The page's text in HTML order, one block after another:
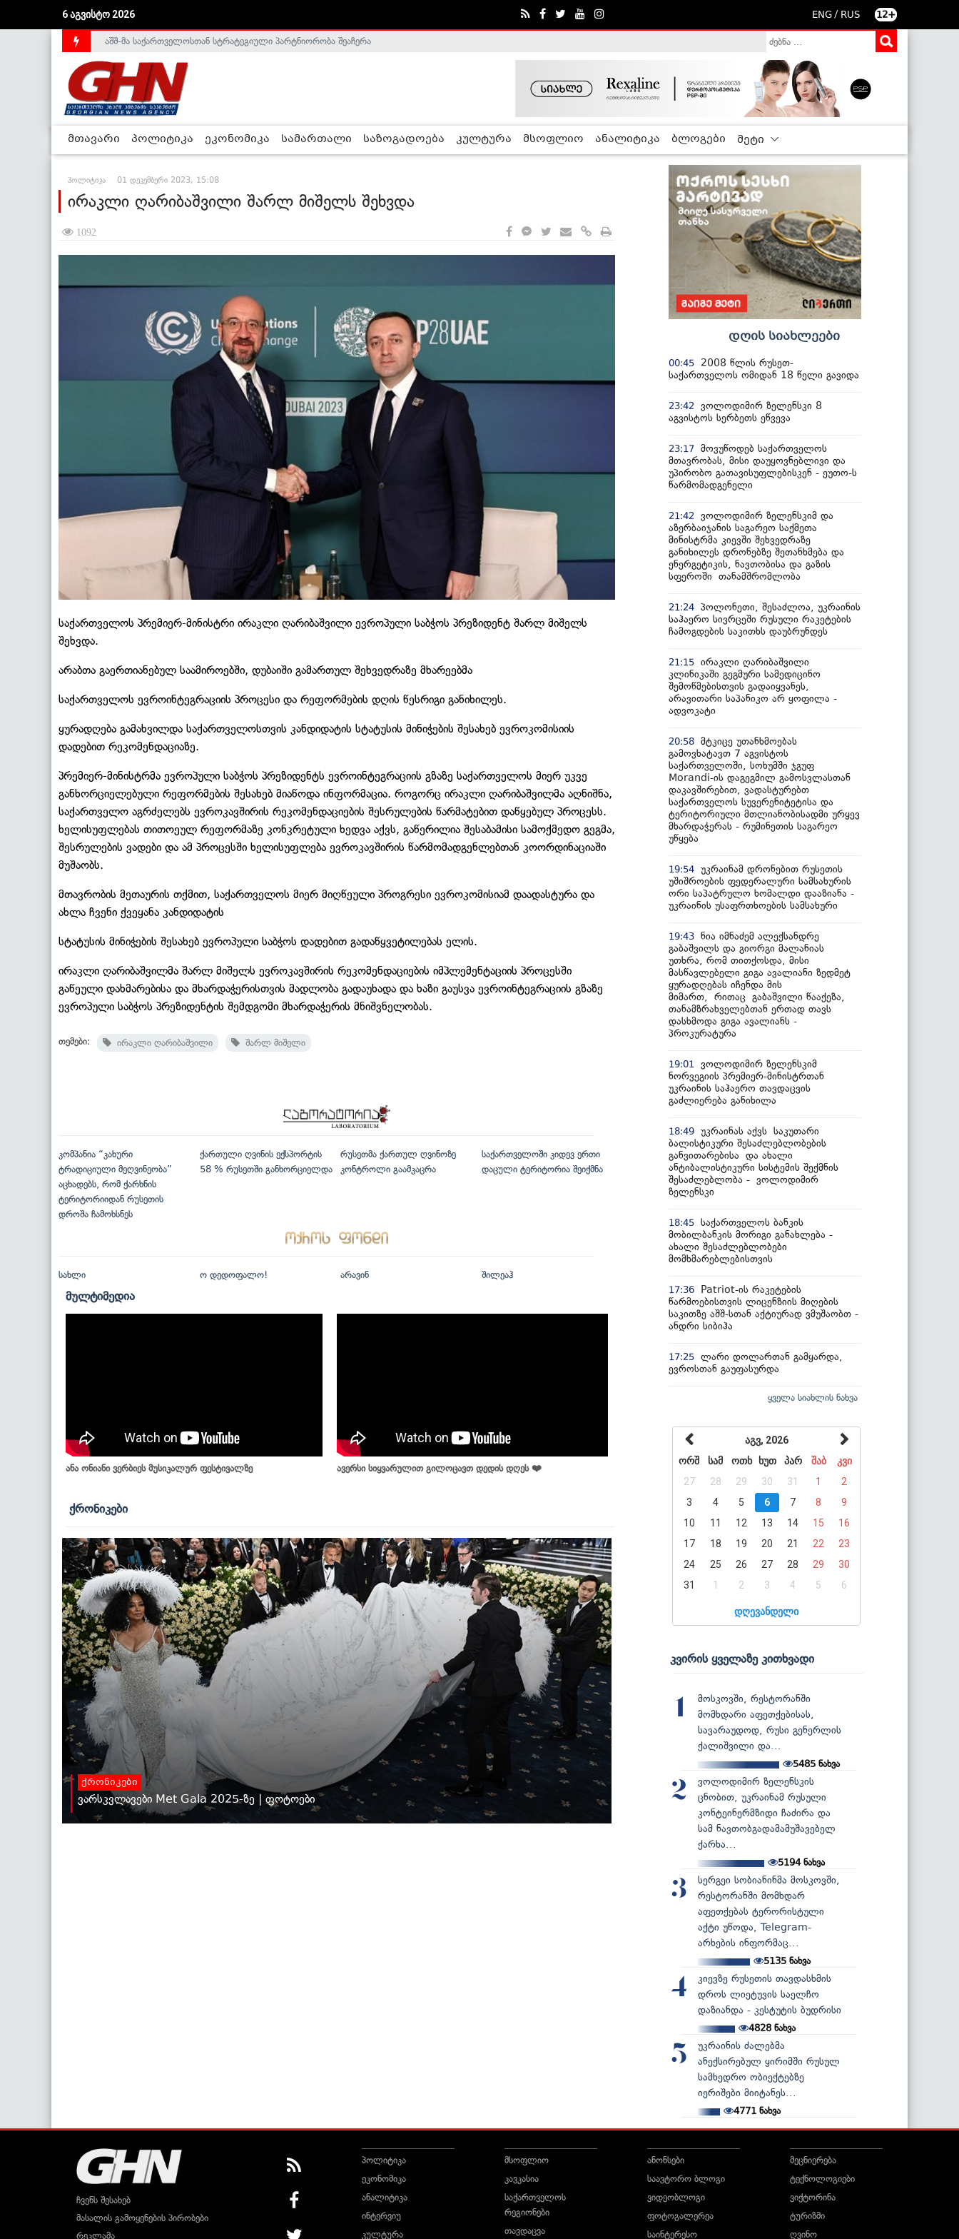
6 აგვისტო 2026 ENG / RUS 12+
საქართველოს დე-ფაქტო მთავრობა არალეგიტიმურია - ჰელსინკის კომისია
აშშ-მა საქართველოსთან სტრატეგიული პარტნიორობა შეაჩერა
მთავარი პოლიტიკა ეკონომიკა სამართალი საზოგადოება კულტურა მსოფლიო ანალიტიკა ბლოგები მეტი
პოლიტიკა 01 დეკემბერი 2023, 15:08
ირაკლი ღარიბაშვილი შარლ მიშელს შეხვდა
1092
საქართველოს პრემიერ-მინისტრი ირაკლი ღარიბაშვილი ევროპული საბჭოს პრეზიდენტ შარლ მიშელს
შეხვდა.
არაბთა გაერთიანებულ საამიროებში, დუბაიში გამართულ შეხვედრაზე მხარეებმა
საქართველოს ევროინტეგრაციის პროცესი და რეფორმების დღის წესრიგი განიხილეს.
ყურადღება გამახვილდა საქართველოსთვის კანდიდატის სტატუსის მინიჭების შესახებ ევროკომისიის
დადებით რეკომენდაციაზე.
პრემიერ-მინისტრმა ევროპული საბჭოს პრეზიდენტს ევროინტეგრაციის გზაზე საქართველოს მიერ უკვე
განხორციელებული რეფორმების შესახებ მიაწოდა ინფორმაცია. როგორც ირაკლი ღარიბაშვილმა აღნიშნა,
საქართველო აგრძელებს ევროკავშირის რეკომენდაციების შესრულების წარმატებით დაწყებულ პროცესს.
ხელისუფლებას თითოეულ რეფორმაზე კონკრეტული ხედვა აქვს, გაწერილია შესაბამისი სამოქმედო გეგმა,
შესრულების ვადები და ამ პროცესში ხელისუფლება ევროკავშირის წარმომადგენლებთან კოორდინაციაში
მუშაობს.
მთავრობის მეთაურის თქმით, საქართველოს მიერ მიღწეული პროგრესი ევროკომისიამ დაადასტურა და
ახლა ჩვენი ქვეყანა კანდიდატის
სტატუსის მინიჭების შესახებ ევროპული საბჭოს დადებით გადაწყვეტილებას ელის.
ირაკლი ღარიბაშვილმა შარლ მიშელს ევროკავშირის რეკომენდაციების იმპლემენტაციის პროცესში
გაწეული დახმარებისა და მხარდაჭერისთვის მადლობა გადაუხადა და ხაზი გაუსვა ევროინტეგრაციის გზაზე
ევროპული საბჭოს პრეზიდენტის შემდგომი მხარდაჭერის მნიშვნელობას.
თემები: ირაკლი ღარიბაშვილი შარლ მიშელი
კომპანია “კახური
ტრადიციული მეღვინეობა”
აცხადებს, რომ ქარხნის
ტერიტორიიდან რუსეთის
დროშა ჩამოხსნეს
ქართული ღვინის ექსპორტის
58 % რუსეთში განხორციელდა
რუსეთმა ქართულ ღვინოზე
კონტროლი გაამკაცრა
საქართველოში კიდევ ერთი
დაცული ტერიტორია შეიქმნა
სახლი ო დედოფალო! არავინ შილეაჰ
მულტიმედია
ანა ონიანი ვერბიეს მუსიკალურ ფესტივალზე ავერსი სიყვარულით გილოცავთ დედის დღეს ❤️
ქრონიკები
ქრონიკები
ვარსკვლავები Met Gala 2025-ზე | ფოტოები
დღის სიახლეები
00:45
2008 წლის რუსეთ-
საქართველოს ომიდან 18 წელი გავიდა
23:42
ვოლოდიმირ ზელენსკი 8
აგვისტოს სერბეთს ეწვევა
23:17 მოვუწოდებ საქართველოს
მთავრობას, მისი დაუყოვნებლივი და
უპირობო გათავისუფლებისკენ - ეუთო-ს
წარმომადგენელი
21:42
ვოლოდიმირ ზელენსკიმ და
აზერბაიჯანის საგარეო საქმეთა
მინისტრმა კიევში შეხვედრაზე
განიხილეს დრონებზე შეთანხმება და
ენერგეტიკის, ნავთობისა და გაზის
სფეროში თანამშრომლობა
21:24 პოლონეთი, შესაძლოა, უკრაინის
საჰაერო სივრცეში რუსული რაკეტების
ჩამოგდების საკითხს დაუბრუნდეს
21:15 ირაკლი ღარიბაშვილი
კლინიკაში გეგმური სამედიცინო
შემოწმებისთვის გადაიყვანეს,
არავითარი საპანიკო არ ყოფილა -
ადვოკატი
20:58 მტკიცე უთანხმოებას
გამოვხატავთ 7 აგვისტოს
საქართველოში, სოხუმში ჯგუფ
Morandi-ის დაგეგმილ გამოსვლასთან
დაკავშირებით, ვადასტურებთ
საქართველოს სუვერენიტეტისა და
ტერიტორიული მთლიანობისადმი ურყევ
მხარდაჭერას - რუმინეთის საგარეო
უწყება
19:54 უკრაინამ დრონებით რუსეთის
უშიშროების ფედერალური სამსახურის
ორი საპატრულო ხომალდი დააზიანა -
უკრაინის უსაფრთხოების სამსახური
19:43 ნია იმნაძემ ალექსანდრე
გაბაშვილს და გიორგი მალანიას
უთხრა, რომ თითქოსდა, მისი
მასწავლებელი გიგა ავალიანი ზედმეტ
ყურადღებას იჩენდა მის
მიმართ, რითაც გაბაშვილი წააქეზა,
თანამზრახველებთან ერთად თავს
დასხმოდა გიგა ავალიანს -
პროკურატურა
19:01
ვოლოდიმირ ზელენსკიმ
ნორვეგიის პრემიერ-მინისტრთან
უკრაინის საჰაერო თავდაცვის
გაძლიერება განიხილა
18:49 უკრაინას აქვს საკუთარი
ბალისტიკური შესაძლებლობების
განვითარებისა და ახალი
ანტიბალისტიკური სისტემის შექმნის
შესაძლებლობა - ვოლოდიმირ
ზელენსკი
18:45 საქართველოს ბანკის
მობილბანკის მორიგი განახლება -
ახალი შესაძლებლობები
მომხმარებლებისთვის
17:36
Patriot-ის რაკეტების
წარმოებისთვის ლიცენზიის მიღების
საკითზე აშშ-სთან აქტიურად ვმუშაობთ -
ანდრი სიბიჰა
17:25 ლარი დოლართან გამყარდა,
ევროსთან გაუფასურდა
ყველა სიახლის ნახვა
აგვ, 2026
ორშ
სამ ოთხ ხუთ პარ შაბ
კვი
27
28 29 30 31 1
2
3
4 5 6 7 8
9
10
11 12 13 14 15
16
17
18 19 20 21 22
23
24
25 26 27 28 29
30
31
1 2 3 4 5 6
დღევანდელი
კვირის ყველაზე კითხვადი
1
მოსკოვში, რესტორანში
მომხდარი აფეთქებისას,
სავარაუდოდ, რუსი გენერლის
ქალიშვილი და...
5485 ნახვა
2
ვოლოდიმირ ზელენსკის
ცნობით, უკრაინამ რუსული
კონტეინერმზიდი ჩაძირა და
სამ ნავთობგადამამუშავებელ
ქარხა...
5194ნახვა
3
სერგეი სობიანინმა მოსკოვში,
რესტორანში მომხდარ
აფეთქებას ტერორისტული
აქტი უწოდა, Telegram-
არხების ინფორმაც...
5135ნახვა
4
კიევზე რუსეთის თავდასხმის
დროს ლიეტუვის საელჩო
დაზიანდა - კესტუტის ბუდრისი
4828ნახვა
5
უკრაინის ძალებმა
ანექსირებულ ყირიმში რუსულ
სამხედრო ობიექტებზე
იერიშები მიიტანეს...
4771 ნახვა
ჩვენს შესახებ
მასალის გამოყენების პირობები
რეკლამა
პოლიტიკა
ეკონომიკა
ანალიტიკა
ინტერვიუ
კულტურა
მსოფლიო
კავკასია
საქართველოს
რეგიონები
თავდაცვა
ანონსები
საავტორო ბლოგი
ვიდეობლოგი
ფოტოგალერეა
საინტერესო
მეცნიერება
ტექნოლოგიები
ვიქტორინა
ტურიზმი
ღვინო